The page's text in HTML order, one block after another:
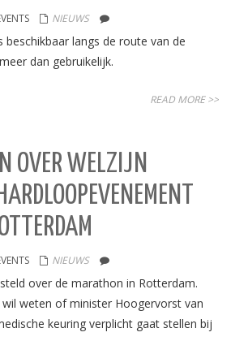
NIEUWS
beschikbaar langs de route van de
dan gebruikelijk.
READ MORE >>
OVER WELZIJN
NIEUWS
over de marathon in Rotterdam.
wil weten of minister Hoogervorst van
keuring verplicht gaat stellen bij